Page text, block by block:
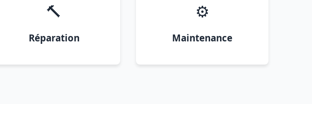
🔨
Réparation
⚙️
Maintenance